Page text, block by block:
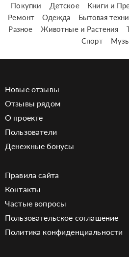
Покупки
Детское Книги и
Ремонт
Одежда Бытовая
Разное
Животные и Растения
Спорт
Новые отзывы
Отзывы рядом
О проекте
Пользователи
Денежные бонусы
Правила сайта
Контакты
Частые вопросы
Пользовательское соглашение
Политика конфиденциальности